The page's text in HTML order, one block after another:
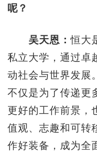
呢？
吴天恩：恒大
私立大学，通过卓
动社会与世界发展
不仅是为了传递更
更好的工作前景，
值观、志趣和可转
作好装备，成为全